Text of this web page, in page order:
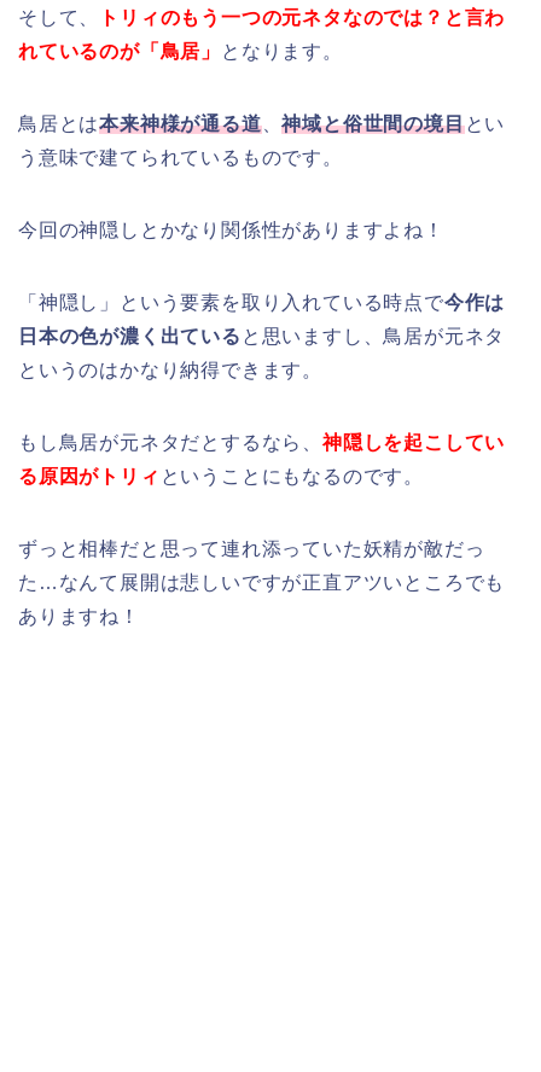
そして、
トリィのもう一つの元ネタなのでは？と言わ
れているのが「鳥居」
となります。
鳥居とは本来神様が通る道、神域と俗世間の境目とい
う意味で建てられているものです。
今回の神隠しとかなり関係性がありますよね！
「神隠し」という要素を取り入れている時点で今作は
日本の色が濃く出ている と思いますし、鳥居が元ネタ
というのはかなり納得できます。
もし鳥居が元ネタだとするなら、 神隠しを起こしてい
る原因がトリィ ということにもなるのです。
ずっと相棒だと思って連れ添っていた妖精が敵だっ
た…なんて展開は悲しいですが正直アツいところでも
ありますね！